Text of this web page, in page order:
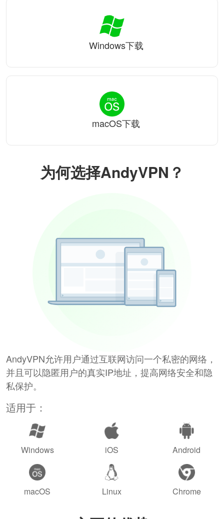
为何选择AndyVPN？
AndyVPN允许用户通过互联网访问一个私密的网络，
并且可以隐匿用户的真实IP地址，提高网络安全和隐
私保护。
适用于：
Windows iOS Android
macOS Linux Chrome
Windows下载
macOS下载